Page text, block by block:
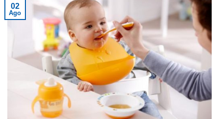
02
Ago